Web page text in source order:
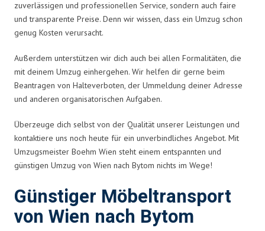
zuverlässigen und professionellen Service, sondern auch faire
und transparente Preise. Denn wir wissen, dass ein Umzug schon
genug Kosten verursacht.
Außerdem unterstützen wir dich auch bei allen Formalitäten, die
mit deinem Umzug einhergehen. Wir helfen dir gerne beim
Beantragen von Halteverboten, der Ummeldung deiner Adresse
und anderen organisatorischen Aufgaben.
Überzeuge dich selbst von der Qualität unserer Leistungen und
kontaktiere uns noch heute für ein unverbindliches Angebot. Mit
Umzugsmeister Boehm Wien steht einem entspannten und
günstigen Umzug von Wien nach Bytom nichts im Wege!
Günstiger Möbeltransport
von Wien nach Bytom